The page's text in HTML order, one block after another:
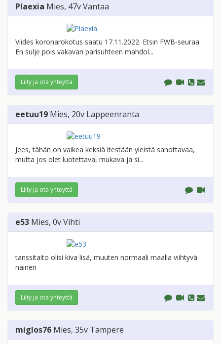
Plaexia Mies, 47vVantaa
Viides koronarokotus saatu 17.11.2022. Etsin FWB-seuraa.
En sulje pois vakavan parisuhteen mahdol...
Liity ja ota yhteyttä
eetuu19 Mies, 20v Lappeenranta
Jees, tähän on vaikea keksiä itestään yleistä sanottavaa,
mutta jos olet luotettava, mukava ja si...
Liity ja ota yhteyttä
e53 Mies, 0vVihti
tanssitaito olisi kiva lisä, muuten normaali maalla viihtyvä
nainen
Liity ja ota yhteyttä
miglos76 Mies, 35v Tampere